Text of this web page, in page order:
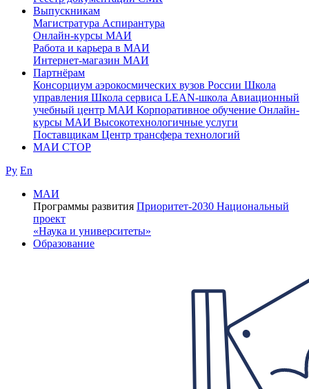
Выпускникам
Магистратура Аспирантура
Онлайн-курсы МАИ
Работа и карьера в МАИ
Интернет-магазин МАИ
Партнёрам
Консорциум аэрокосмических вузов России Школа
управления Школа сервиса LEAN-школа Авиационный
учебный центр МАИ Корпоративное обучение Онлайн-
курсы МАИ Высокотехнологичные услуги
Поставщикам Центр трансфера технологий
МАИ СТОР
Ру En
МАИ
Программы развития Приоритет-2030 Национальный
проект
«Наука и университеты»
Образование